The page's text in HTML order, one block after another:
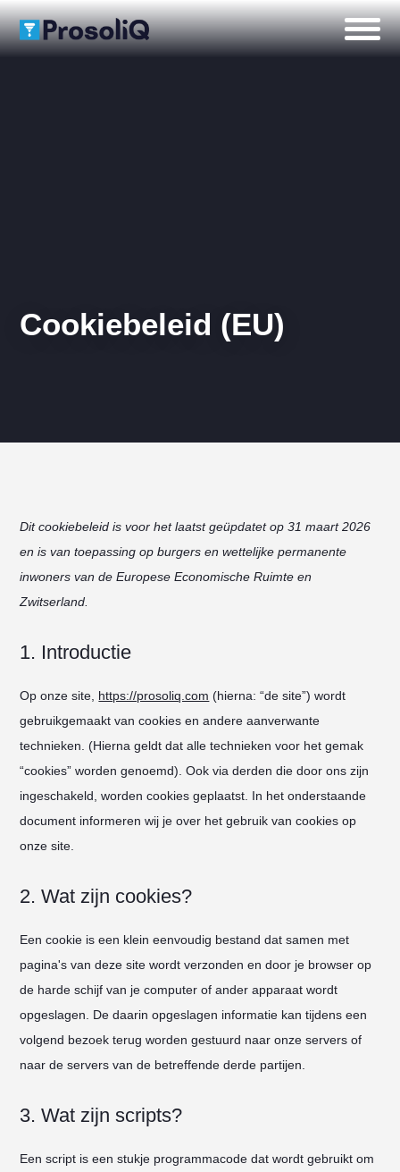
Cookiebeleid (EU)
Dit cookiebeleid is voor het laatst geüpdatet op 31 maart 2026
en is van toepassing op burgers en wettelijke permanente
inwoners van de Europese Economische Ruimte en
Zwitserland.
1. Introductie
Op onze site, https://prosoliq.com (hierna: “de site”) wordt
gebruikgemaakt van cookies en andere aanverwante
technieken. (Hierna geldt dat alle technieken voor het gemak
“cookies” worden genoemd). Ook via derden die door ons zijn
ingeschakeld, worden cookies geplaatst. In het onderstaande
document informeren wij je over het gebruik van cookies op
onze site.
2. Wat zijn cookies?
Een cookie is een klein eenvoudig bestand dat samen met
pagina's van deze site wordt verzonden en door je browser op
de harde schijf van je computer of ander apparaat wordt
opgeslagen. De daarin opgeslagen informatie kan tijdens een
volgend bezoek terug worden gestuurd naar onze servers of
naar de servers van de betreffende derde partijen.
3. Wat zijn scripts?
Een script is een stukje programmacode dat wordt gebruikt om